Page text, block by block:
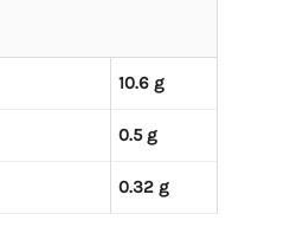
10.6 g
0.5 g
0.32 g